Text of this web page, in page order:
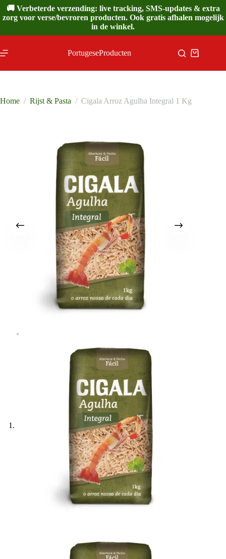
Ga
naar
de
🚚 Verbeterde verzending: live tracking, SMS-updates & extra
zorg voor verse/bevroren producten. Ook gratis afhalen mogelijk
in de winkel.
PortugeseProducten
Home / Rijst & Pasta / Cigala Arroz Agulha Integral 1 Kg